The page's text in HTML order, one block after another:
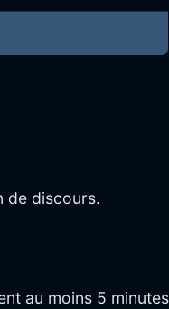
de discours.
au moins 5 minutes